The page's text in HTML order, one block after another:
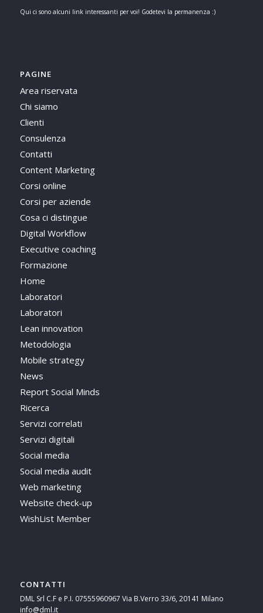
Qui ci sono alcuni link interessanti per voi! Godetevi la permanenza :)
PAGINE
Area riservata
Chi siamo
Clienti
Consulenza
Contatti
Content Marketing
Corsi online
Corsi per aziende
Cosa ci distingue
Digital Workflow
Executive coaching
Formazione
Home
Laboratori
Laboratori
Lean innovation
Metodologia
Mobile strategy
News
Report Social Minds
Ricerca
Servizi correlati
Servizi digitali
Social media
Social media audit
Web marketing
Website check-up
WishList Member
CONTATTI
DML Srl C.F e P.I. 07555960967 Via B.Verro 33/6, 20141 Milano
info@dml.it